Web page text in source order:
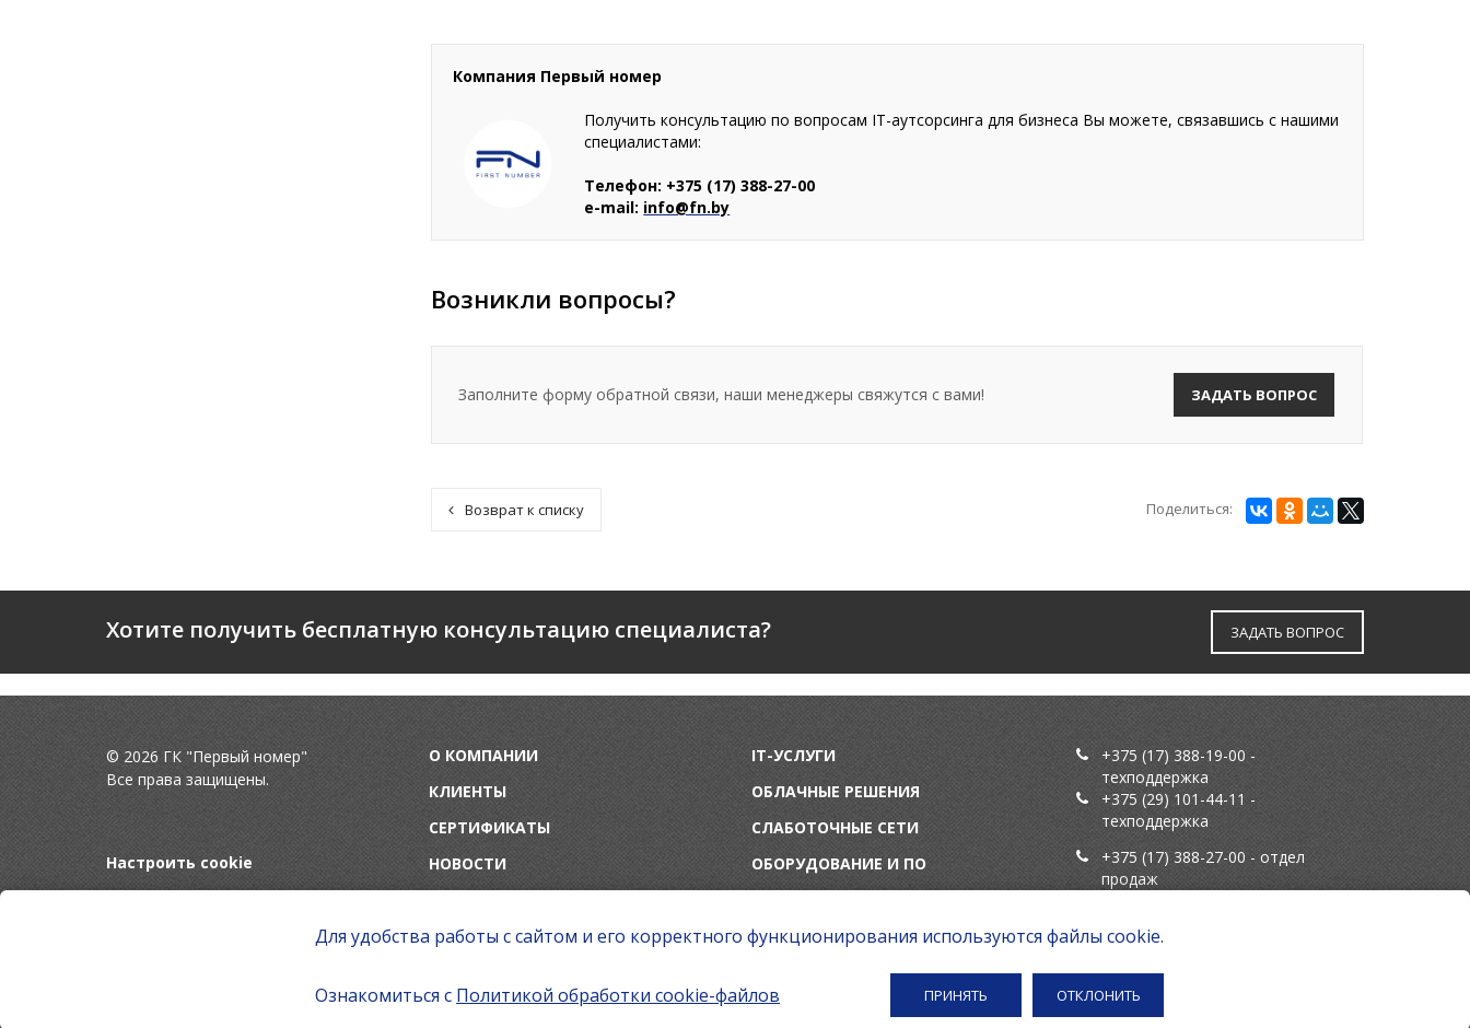
Компания Первый номер
Получить консультацию по вопросам IT-аутсорсинга для бизнеса Вы можете, связавшись с нашими
специалистами:
Телефон: +375 (17) 388-27-00
e-mail: info@fn.by
Возникли вопросы?
Заполните форму обратной связи, наши менеджеры свяжутся с вами! ЗАДАТЬ ВОПРОС
Возврат к списку Поделиться:
Хотите получить бесплатную консультацию специалиста? ЗАДАТЬ ВОПРОС
О КОМПАНИИ
КЛИЕНТЫ
СЕРТИФИКАТЫ
НОВОСТИ
IT-УСЛУГИ
ОБЛАЧНЫЕ РЕШЕНИЯ
СЛАБОТОЧНЫЕ СЕТИ
ОБОРУДОВАНИЕ И ПО
+375 (17) 388-19-00 -
техподдержка
+375 (29) 101-44-11 -
техподдержка
+375 (17) 388-27-00 - отдел
продаж
ServiceDesk (Система заявок)
© 2026 ГК "Первый номер"
Все права защищены.
Настроить cookie
Для удобства работы с сайтом и его корректного функционирования используются файлы cookie.
Ознакомиться с Политикой обработки cookie-файлов ПРИНЯТЬ ОТКЛОНИТЬ